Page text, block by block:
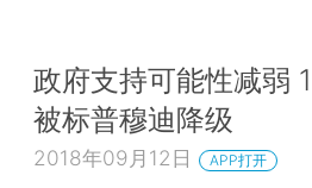
政府支持可能性减弱
被标普穆迪降级
2018年09月12日 APP打开